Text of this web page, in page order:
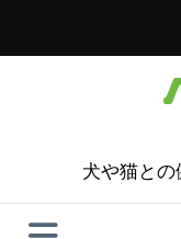
犬や猫と